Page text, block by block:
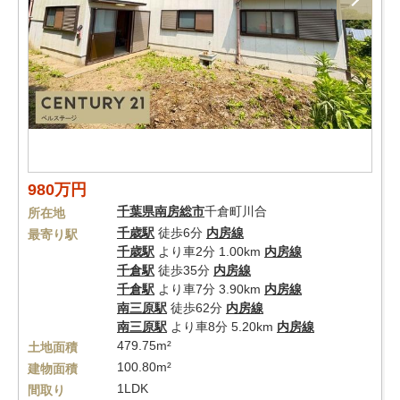
980万円
所在地 千葉県南房総市千倉町川合
最寄り駅
千歳駅 徒歩6分 内房線
千歳駅 より車2分 1.00km 内房線
千倉駅 徒歩35分 内房線
千倉駅 より車7分 3.90km 内房線
南三原駅 徒歩62分 内房線
南三原駅 より車8分 5.20km 内房線
土地面積
479.75m²
建物面積
100.80m²
間取り
1LDK